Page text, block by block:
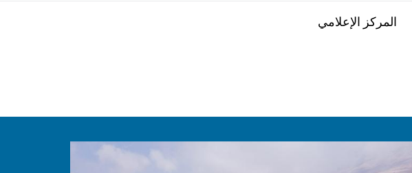
المركز الإعلامي